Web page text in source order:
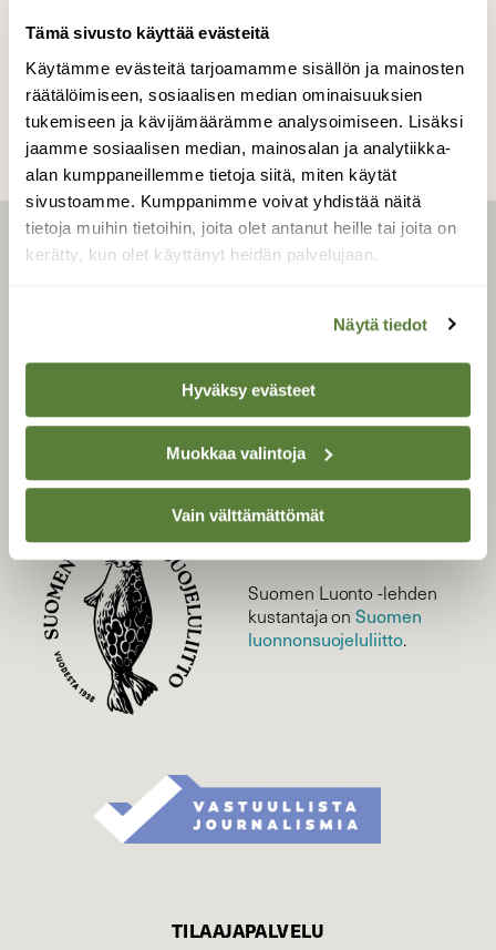
Tämä sivusto käyttää evästeitä
Käytämme evästeitä tarjoamamme sisällön ja mainosten
räätälöimiseen, sosiaalisen median ominaisuuksien
tukemiseen ja kävijämäärämme analysoimiseen. Lisäksi
jaamme sosiaalisen median, mainosalan ja analytiikka-
alan kumppaneillemme tietoja siitä, miten käytät
sivustoamme. Kumppanimme voivat yhdistää näitä
tietoja muihin tietoihin, joita olet antanut heille tai joita on
kerätty, kun olet käyttänyt heidän palvelujaan.
Näytä tiedot
Hyväksy evästeet
Muokkaa valintoja
Vain välttämättömät
LEHTI
Tilaa Suomen Luonto
Tilaa digilukuoikeus
Äänestä parasta juttua
Tilaa uutiskirje
SUOJELU­LIITTO
Suomen Luonto -lehden
kustantaja onSuomen
luonnonsuojelu­liitto.
TILAAJAPALVELU